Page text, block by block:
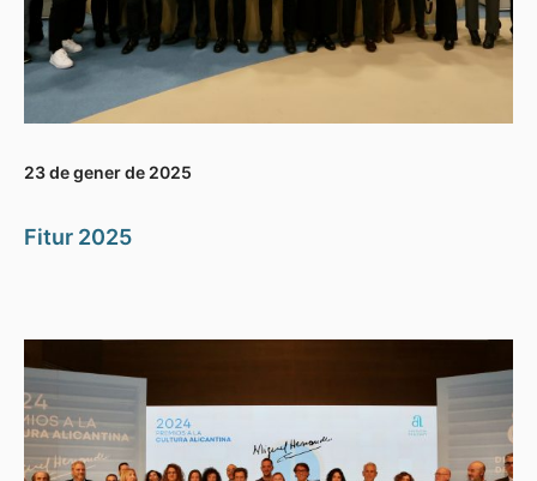
23 de gener de 2025
Fitur 2025